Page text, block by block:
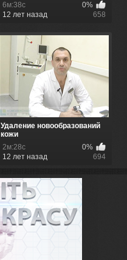
6м:38с
0%
12 лет назад
658
Удаление новообразований
кожи
2м:28с
0%
12 лет назад
694